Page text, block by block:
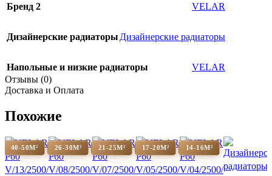
Бренд 2 VELAR
Дизайнерские радиаторы Дизайнерские радиаторы
Напольные и низкие радиаторы
VELAR
Отзывы (0)
Доставка и Оплата
Похожие
40-50М² 26-30М² 21-25М² 17-20М² 14-16М²